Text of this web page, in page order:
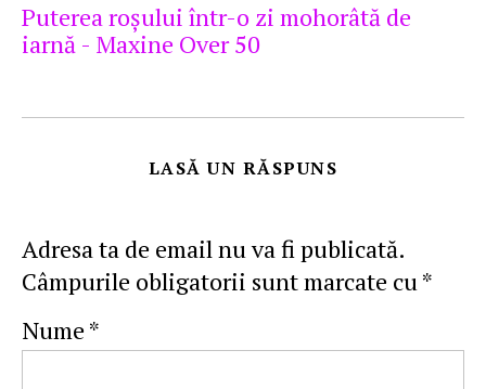
Puterea roşului într-o zi mohorâtă de
iarnă - Maxine Over 50
LASĂ UN RĂSPUNS
Adresa ta de email nu va fi publicată.
Câmpurile obligatorii sunt marcate cu*
Nume *